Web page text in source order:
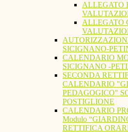
ALLEGATO
ALLEGATO
SICIGNANO-
CALENDARIO
SICIGNANO -
SECONDA
CALENDARIO
PEDAGOGICO"
POSTIGLIONE
CALENDARIO
Modulo
RETTIFICA